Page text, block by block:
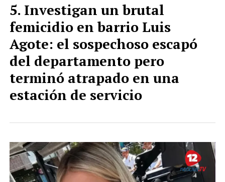
Investigan un brutal
femicidio en barrio Luis
Agote: el sospechoso escapó
del departamento pero
terminó atrapado en una
estación de servicio